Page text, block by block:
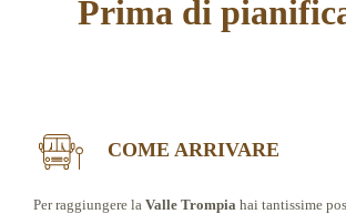
Prima di
COME ARRIVARE
Per raggiungere la Valle Trompia hai tantissime